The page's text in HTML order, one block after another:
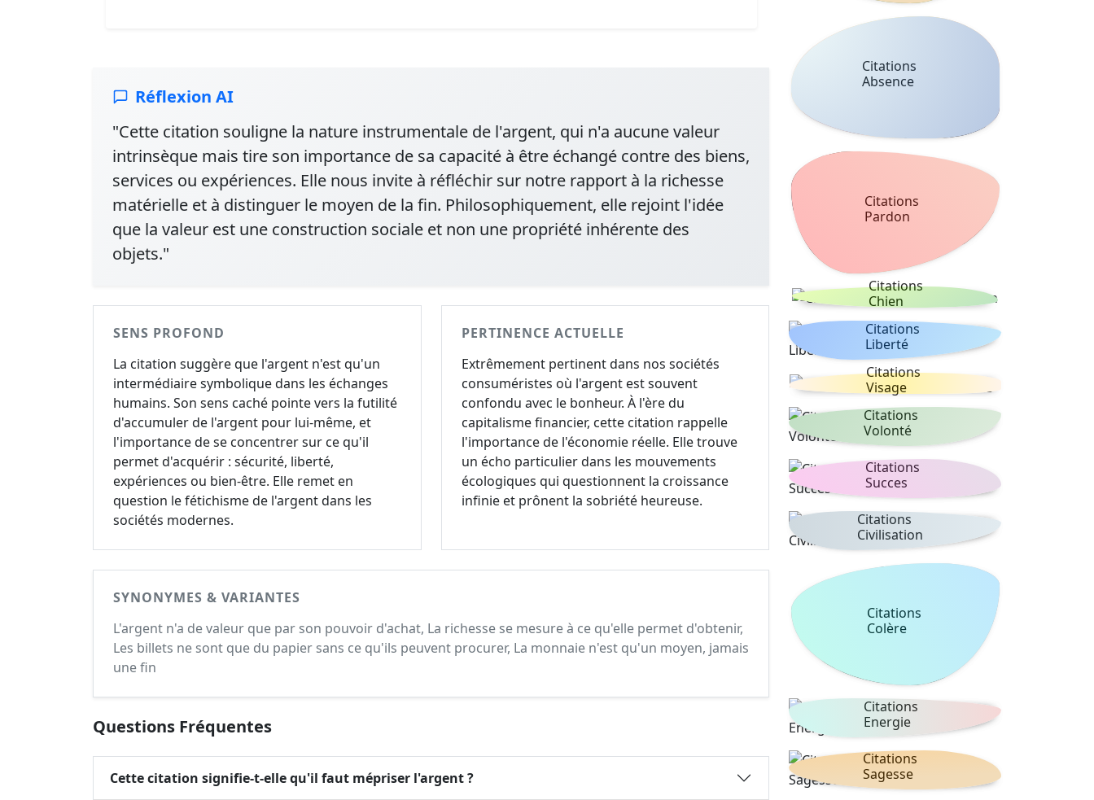
Réflexion AI
"Cette citation souligne la nature instrumentale de l'argent, qui n'a aucune valeur
intrinsèque mais tire son importance de sa capacité à être échangé contre des biens,
services ou expériences. Elle nous invite à réfléchir sur notre rapport à la richesse
matérielle et à distinguer le moyen de la fin. Philosophiquement, elle rejoint l'idée
que la valeur est une construction sociale et non une propriété inhérente des
objets."
SENS PROFOND
La citation suggère que l'argent n'est qu'un
intermédiaire symbolique dans les échanges
humains. Son sens caché pointe vers la futilité
d'accumuler de l'argent pour lui-même, et
l'importance de se concentrer sur ce qu'il
permet d'acquérir : sécurité, liberté,
expériences ou bien-être. Elle remet en
question le fétichisme de l'argent dans les
sociétés modernes.
PERTINENCE ACTUELLE
Extrêmement pertinent dans nos sociétés
consuméristes où l'argent est souvent
confondu avec le bonheur. À l'ère du
capitalisme financier, cette citation rappelle
l'importance de l'économie réelle. Elle trouve
un écho particulier dans les mouvements
écologiques qui questionnent la croissance
infinie et prônent la sobriété heureuse.
SYNONYMES & VARIANTES
L'argent n'a de valeur que par son pouvoir d'achat, La richesse se mesure à ce qu'elle permet d'obtenir,
Les billets ne sont que du papier sans ce qu'ils peuvent procurer, La monnaie n'est qu'un moyen, jamais
une fin
Questions Fréquentes
Cette citation signifie-t-elle qu'il faut mépriser l'argent ?
Citations
Absence
Citations
Pardon
Citations
Chien
Citations
Liberté
Citations
Visage
Citations
Volonté
Citations
Succes
Citations
Civilisation
Citations
Colère
Citations
Energie
Citations
Sagesse